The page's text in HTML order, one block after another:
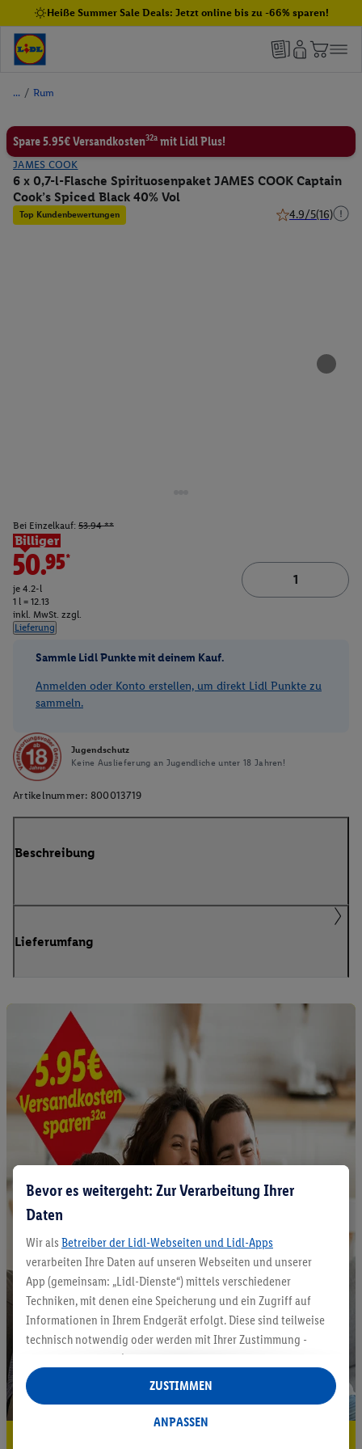
Heiße Summer Sale Deals: Jetzt online bis zu -66% sparen!
/ Rum
Spare 5.95€ Versandkosten32a mit Lidl Plus!
JAMES COOK
6 x 0,7-l-Flasche Spirituosenpaket JAMES COOK Captain
Cook’s Spiced Black 40% Vol
Top Kundenbewertungen 4.9/5(16)
Bei Einzelkauf: 53.94 **
Billiger
50.95*
je 4.2-l
1 l = 12.13
inkl. MwSt. zzgl.
Lieferung
Sammle Lidl Punkte mit deinem Kauf.
Anmelden oder Konto erstellen, um direkt Lidl Punkte zu
sammeln.
Jugendschutz
Keine Auslieferung an Jugendliche unter 18 Jahren!
Artikelnummer: 800013719
Beschreibung
Lieferumfang
Bevor es weitergeht: Zur Verarbeitung Ihrer
Daten
Wir als Betreiber der Lidl-Webseiten und Lidl-Apps
verarbeiten Ihre Daten auf unseren Webseiten und unserer
App (gemeinsam: „Lidl-Dienste“) mittels verschiedener
Techniken, mit denen eine Speicherung und ein Zugriff auf
Informationen in Ihrem Endgerät erfolgt. Diese sind teilweise
technisch notwendig oder werden mit Ihrer Zustimmung -
auch durch Partner (u.a.
Verantwortliche; im Zusammenhang mit dem IAB TCF
insgesamt
Statistik-Erstellung oder für personalisierte Werbung
ANPASSEN
ZUSTIMMEN